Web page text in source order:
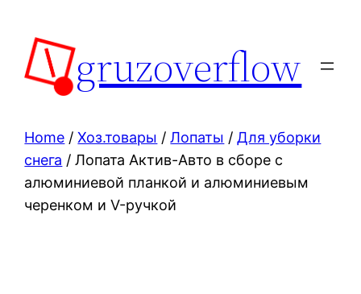
content
gruzoverflow
Home /Хоз.товары /Лопаты /Для уборки
снега / Лопата Актив-Авто в сборе с
алюминиевой планкой и алюминиевым
черенком и V-ручкой